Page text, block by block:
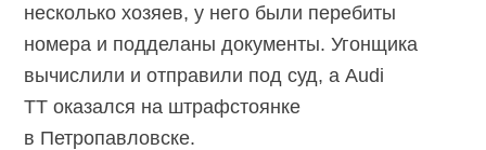
несколько хозяев, у него были перебиты
номера и подделаны документы. Угонщика
вычислили и отправили под суд, а Audi
TT оказался на штрафстоянке
в Петропавловске.